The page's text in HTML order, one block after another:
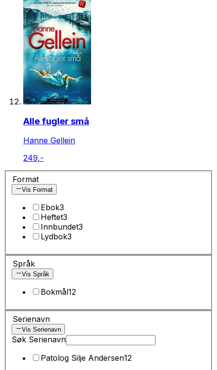
Alle fugler små
Hanne Gellein
249,-
Format
Vis Format
Ebok3
Heftet3
Innbundet3
Lydbok3
Språk
Vis Språk
Bokmål12
Serienavn
Vis Serienavn
Søk Serienavn
Patolog Silje Andersen12